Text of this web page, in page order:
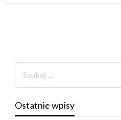
Ostatnie wpisy